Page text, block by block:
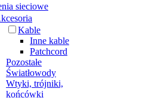
sieciowe
Kable
Inne kable
Patchcord
Pozostałe
Światłowody
Wtyki, trójniki,
końcówki